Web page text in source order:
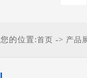
您的位置:首页 -> 产品